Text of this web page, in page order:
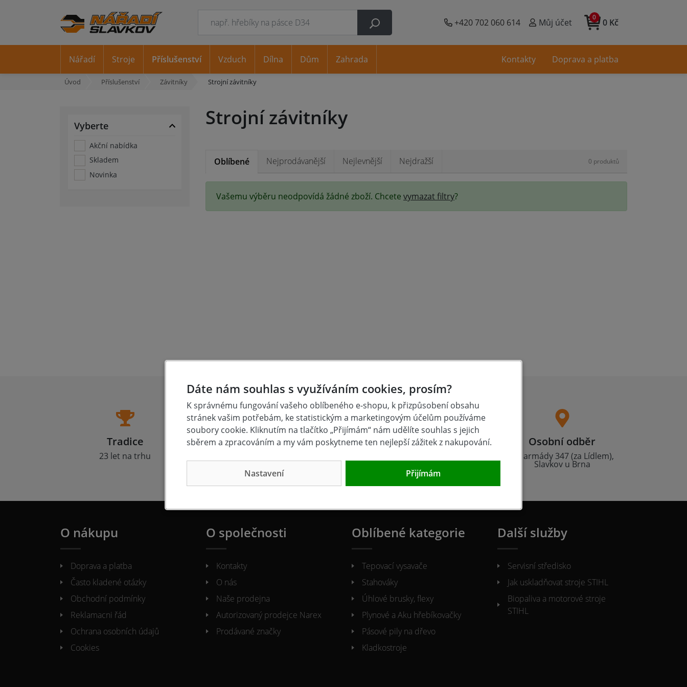
+420 702 060 614 Můj účet 0 Kč
0
Úvod Příslušenství Závitníky Strojní závitníky
Vyberte
Akční nabídka
Skladem
Novinka
Strojní závitníky
Oblíbené Nejprodávanější Nejlevnější Nejdražší
Vašemu výběru neodpovídá žádné zboží. Chcete vymazat filtry?
Tradice
23 let na trhu
Zboží skladem Výhodná doprava Osobní odběr
Čs. armády 347 (za Lídlem),
Slavkov u Brna
O nákupu
Doprava a platba
Často kladené otázky
Obchodní podmínky
Reklamacni řád
Ochrana osobních údajů
Cookies
O společnosti
Kontakty
O nás
Naše prodejna
Autorizovaný prodejce Narex
Prodávané značky
Oblíbené kategorie
Tepovací vysavače
Stahováky
Úhlové brusky, flexy
Plynové a Aku hřebíkovačky
Pásové pily na dřevo
Kladkostroje
Další služby
Servisní středisko
Jak uskladňovat stroje STIHL
Biopaliva a motorové stroje
STIHL
Nářadí Stroje Příslušenství Vzduch Dílna Dům Zahrada Kontakty Doprava a platba
Dáte nám souhlas s využíváním cookies, prosím?
K správnému fungování vašeho oblíbeného e-shopu, k přizpůsobení obsahu
stránek vašim potřebám, ke statistickým a marketingovým účelům používáme
soubory cookie. Kliknutím na tlačítko „Přijímám“ nám udělíte souhlas s jejich
sběrem a zpracováním a my vám poskytneme ten nejlepší zážitek z nakupování.
Nastavení Přijímám